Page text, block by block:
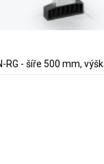
RG - šíře 500 mm,